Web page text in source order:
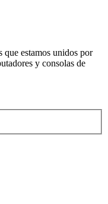
estamos unidos por
y consolas de